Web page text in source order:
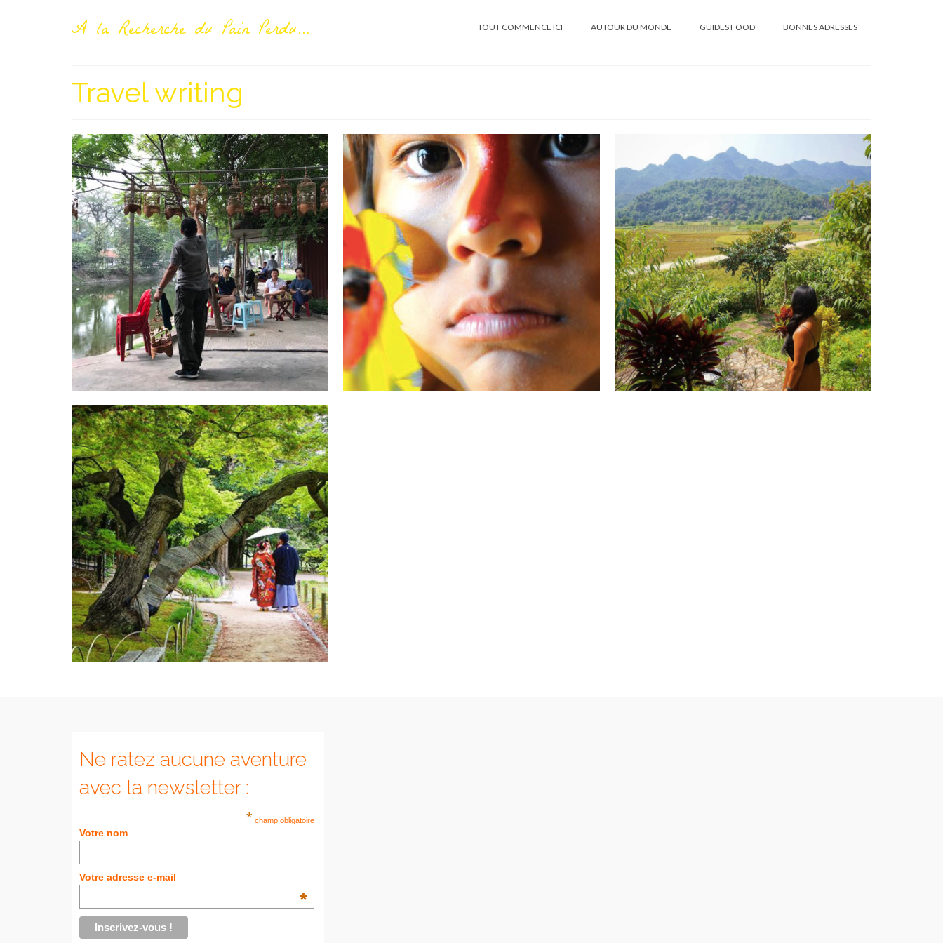
A la Recherche du Pain Perdu... TOUT COMMENCE ICI AUTOUR DU MONDE GUIDES FOOD BONNES ADRESSES
Travel writing
Ne ratez aucune aventure
avec la newsletter :
* champ obligatoire
Votre nom
Votre adresse e-mail
*